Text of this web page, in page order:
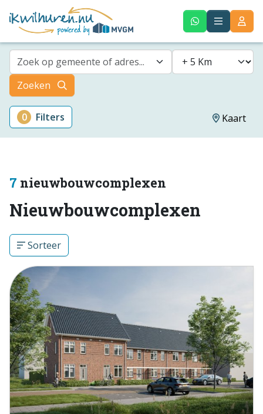
Zoek op gemeente of adres...
Zoeken
0 Filters Kaart
7 nieuwbouwcomplexen
Nieuwbouwcomplexen
Sorteer